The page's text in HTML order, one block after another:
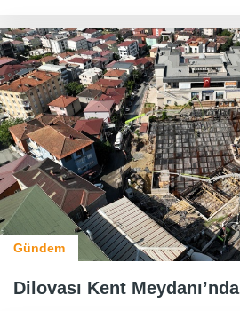
Gündem
Dilovası Kent